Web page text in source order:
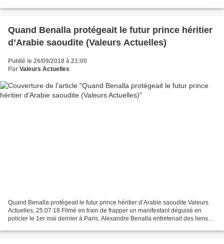
Quand Benalla protégeait le futur prince héritier
d’Arabie saoudite (Valeurs Actuelles)
Publié le 26/09/2018 à 21:00
Par Valeurs Actuelles
Quand Benalla protégeait le futur prince héritier d’Arabie saoudite Valeurs
Actuelles, 25.07.18 Filmé en train de frapper un manifestant déguisé en
policier le 1er mai dernier à Paris, Alexandre Benalla entretenait des liens